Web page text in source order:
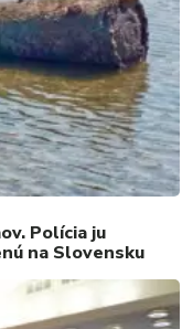
Polícia ju
na Slovensku